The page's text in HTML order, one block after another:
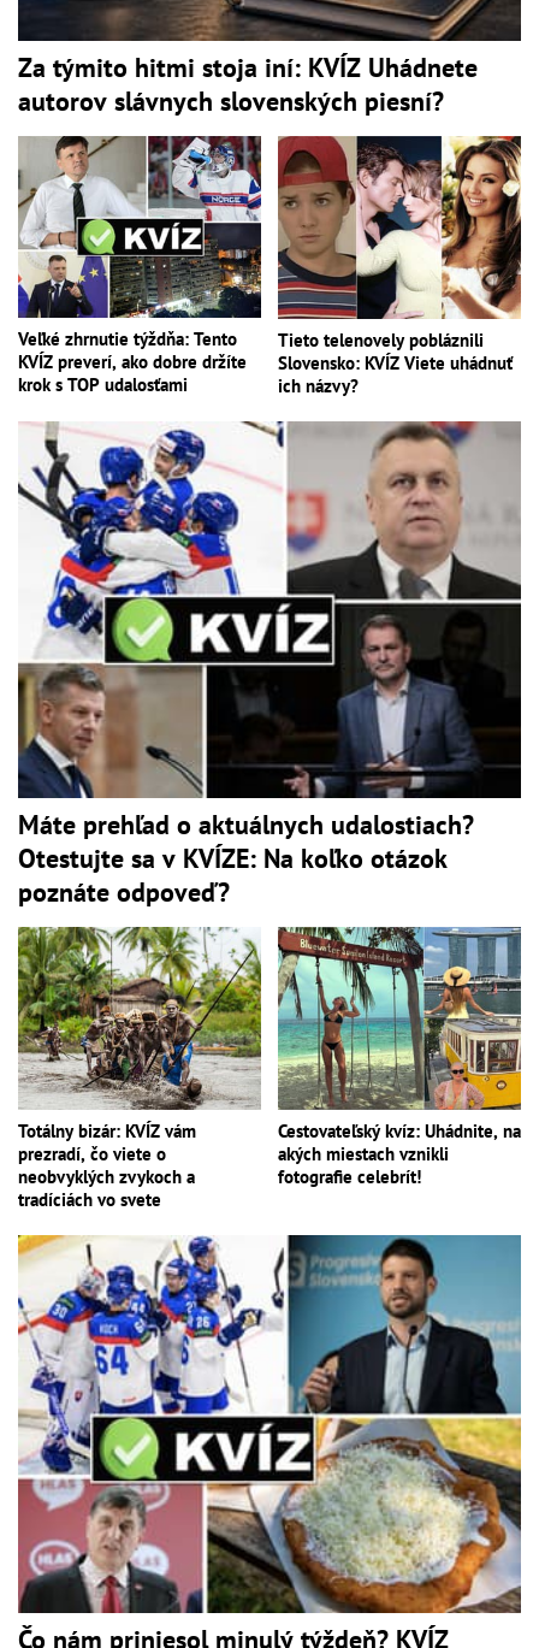
Za týmito hitmi stoja iní: KVÍZ Uhádnete
autorov slávnych slovenských piesní?
Veľké zhrnutie týždňa: Tento
KVÍZ preverí, ako dobre držíte
krok s TOP udalosťami
Tieto telenovely pobláznili
Slovensko: KVÍZ Viete uhádnuť
ich názvy?
Máte prehľad o aktuálnych udalostiach?
Otestujte sa v KVÍZE: Na koľko otázok
poznáte odpoveď?
Totálny bizár: KVÍZ vám
prezradí, čo viete o
neobvyklých zvykoch a
tradíciách vo svete
Cestovateľský kvíz: Uhádnite, na
akých miestach vznikli
fotografie celebrít!
Čo nám priniesol minulý týždeň? KVÍZ